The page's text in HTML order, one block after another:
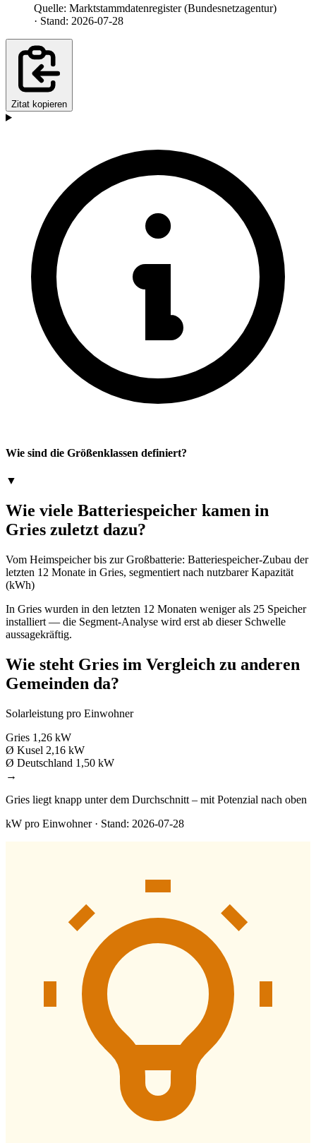
Quelle: Marktstammdatenregister (Bundesnetzagentur)
· Stand: 2026-07-28
Zitat kopieren
Wie sind die Größenklassen definiert?
▼
Wie viele Batteriespeicher kamen in
Gries zuletzt dazu?
Vom Heimspeicher bis zur Großbatterie: Batteriespeicher-Zubau der
letzten 12 Monate in Gries, segmentiert nach nutzbarer Kapazität
(kWh)
In Gries wurden in den letzten 12 Monaten weniger als 25 Speicher
installiert — die Segment-Analyse wird erst ab dieser Schwelle
aussagekräftig.
Wie steht Gries im Vergleich zu anderen
Gemeinden da?
Solarleistung pro Einwohner
Gries 1,26 kW
Ø Kusel 2,16 kW
Ø Deutschland 1,50 kW
→
Gries liegt knapp unter dem Durchschnitt – mit Potenzial nach oben
kW pro Einwohner · Stand: 2026-07-28